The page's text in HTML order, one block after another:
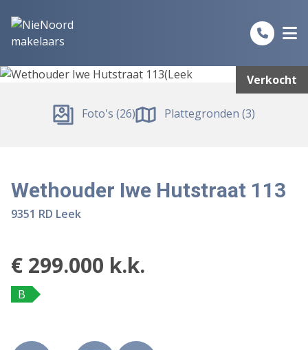
Verkocht
Foto's (26) Plattegronden (3)
Wethouder Iwe Hutstraat 113
9351 RD Leek
€ 299.000 k.k.
B